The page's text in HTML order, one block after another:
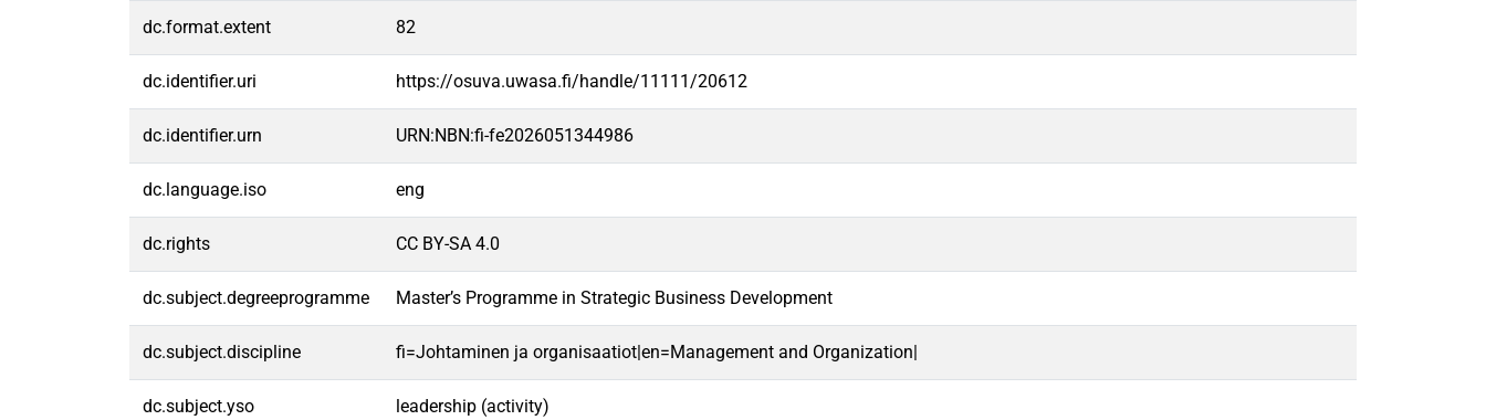
dc.format.extent 82
dc.identifier.uri https://osuva.uwasa.fi/handle/11111/20612
dc.identifier.urn URN:NBN:fi-fe2026051344986
dc.language.iso eng
dc.rights CC BY-SA 4.0
dc.subject.degreeprogramme Master’s Programme in Strategic Business Development
dc.subject.discipline fi=Johtaminen ja organisaatiot|en=Management and Organization|
dc.subject.yso leadership (activity)